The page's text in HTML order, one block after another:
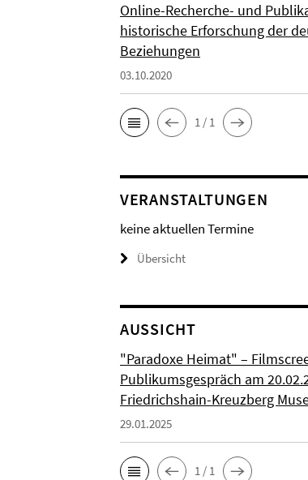
Online-Recherche- und
historische Erforschung der
Beziehungen
03.10.2020
1 / 1
VERANSTALTUNGEN
keine aktuellen Termine
Übersicht
AUSSICHT
"Paradoxe Heimat" –
Publikumsgespräch am
Friedrichshain-Kreuzberg
29.01.2025
1 / 1